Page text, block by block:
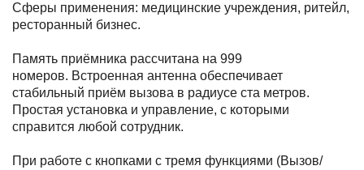
Сферы применения: медицинские учреждения, ритейл,
ресторанный бизнес.
Память приёмника рассчитана на 999
номеров. Встроенная антенна обеспечивает
стабильный приём вызова в радиусе ста метров.
Простая установка и управление, с которыми
справится любой сотрудник.
При работе с кнопками с тремя функциями (Вызов/